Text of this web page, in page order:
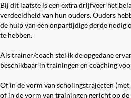
Bij dit laatste is een extra drijfveer het
verdeeldheid van hun ouders. Ouders
de hulp van een onpartijdige derde nodig
te hebben.
Als trainer/coach stel ik de opgedane
beschikbaar in trainingen en coaching
Of in de vorm van scholingstrajecten
of in de vorm van trainingen gericht op